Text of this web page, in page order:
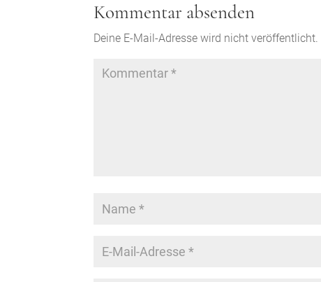
Kommentar absenden
Deine E-Mail-Adresse wird nicht veröffentlicht.